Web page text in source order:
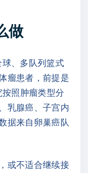
做
球、多队列篮式
瘤患者，前提是
按照肿瘤类型分
乳腺癌、子宫内
据来自卵巢癌队
或不适合继续接